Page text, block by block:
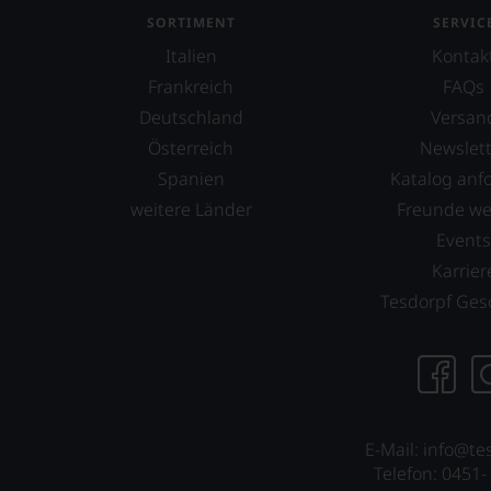
unterstreichen,
SORTIMENT
Italien
Frankreich
Deutschland
Österreich
Spanien
weitere Länder
FAQs
Katalog
Freunde
Events
Tesdorpf
E-Mail:
Telefon: